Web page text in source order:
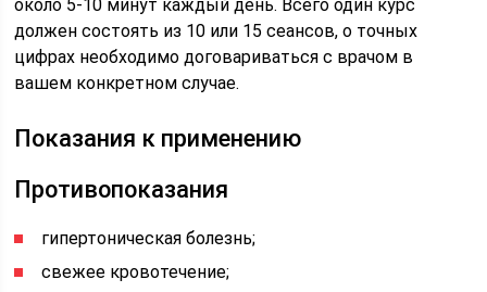
около 5-10 минут каждый день. Всего один курс
должен состоять из 10 или 15 сеансов, о точных
цифрах необходимо договариваться с врачом в
вашем конкретном случае.
Показания к применению
Противопоказания
гипертоническая болезнь;
свежее кровотечение;